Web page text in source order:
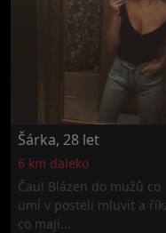
Šárka, 28 let
6 km daleko
Čau! Blázen do mužů co
umí v posteli mluvit a
co mají...